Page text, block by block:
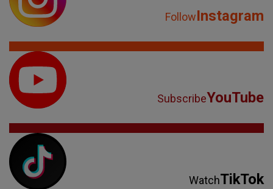
FollowInstagram
SubscribeYouTube
WatchTikTok